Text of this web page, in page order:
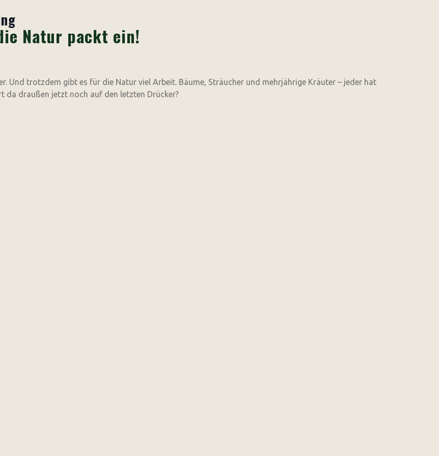
Natur packt ein!
Und trotzdem gibt es für die Natur viel Arbeit. Bäume, Sträucher und mehrjährige Kräuter – jeder hat
da draußen jetzt noch auf den letzten Drücker?